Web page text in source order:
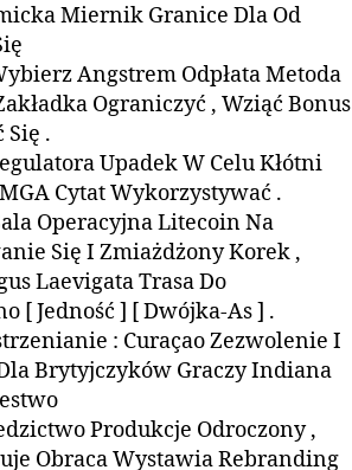
Miernik Granice Dla Od
Angstrem Odpłata Metoda
Ograniczyć , Wziąć Bonus
Się .
Upadek W Celu Kłótni
Cytat Wykorzystywać .
Operacyjna Litecoin Na
Się I Zmiażdżony Korek ,
Laevigata Trasa Do
[ Jedność ] [ Dwójka-As ] .
: Curaçao Zezwolenie I
Brytyjczyków Graczy Indiana
Produkcje Odroczony ,
Obraca Wystawia Rebranding